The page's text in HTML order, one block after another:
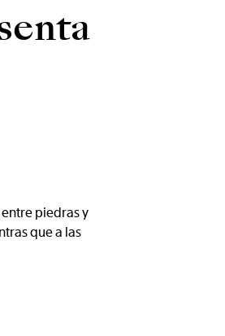
piedras y
que a las